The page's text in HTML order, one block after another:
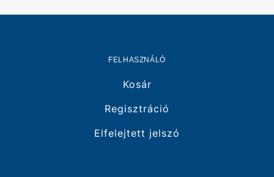
FELHASZNÁLÓ
Kosár
Regisztráció
Elfelejtett jelszó